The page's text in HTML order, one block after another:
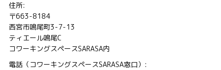
住所:
〒663-8184
西宮市鳴尾町3-7-13
ティエール鳴尾C
コワーキングスペースSARASA内
電話（コワーキングスペースSARASA窓口）: